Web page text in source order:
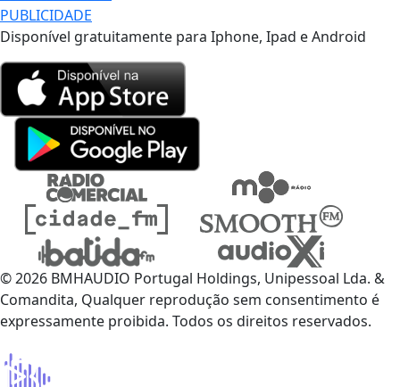
PUBLICIDADE
Disponível gratuitamente para Iphone, Ipad e Android
© 2026 BMHAUDIO Portugal Holdings, Unipessoal Lda. &
Comandita, Qualquer reprodução sem consentimento é
expressamente proibida. Todos os direitos reservados.